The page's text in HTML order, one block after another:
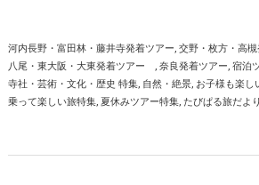
河内長野・富田林・藤井寺発着ツアー 交野・枚方・高
八尾・東大阪・大東発着ツアー
奈良発着ツアー 宿泊
寺社・芸術・文化・歴史 特集 自然・絶景 お子様も楽し
乗って楽しい旅特集 夏休みツアー特集 たびぱる旅だよ